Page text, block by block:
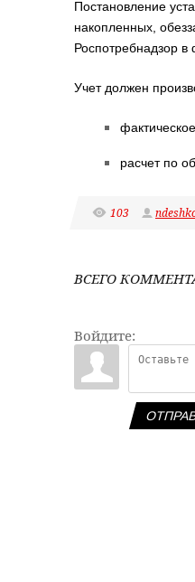
Постановление
накопленных,
Роспотребнадзор в
Учет должен
расчет по
103
ВСЕГО
Войдите: